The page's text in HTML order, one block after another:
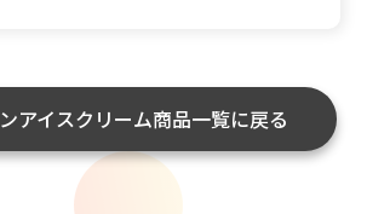
アイスクリーム商品一覧に戻る